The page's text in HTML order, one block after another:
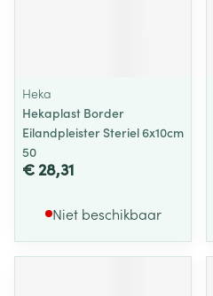
Heka
Hekaplast Border
Eilandpleister Steriel 6x10cm
50
€ 28,31
Niet beschikbaar